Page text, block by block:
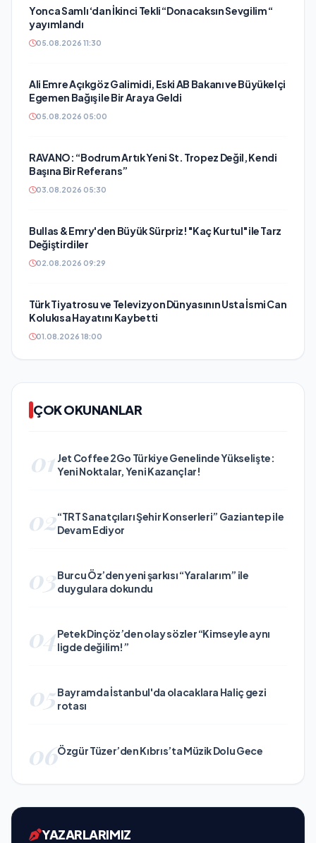
Yonca Samlı ‘dan İkinci Tekli “Donacaksın Sevgilim “
yayımlandı
05.08.2026 11:30
Ali Emre Açıkgöz Galimidi, Eski AB Bakanı ve Büyükelçi
Egemen Bağış ile Bir Araya Geldi
05.08.2026 05:00
RAVANO: “Bodrum Artık Yeni St. Tropez Değil, Kendi
Başına Bir Referans”
03.08.2026 05:30
Bullas & Emry'den Büyük Sürpriz! "Kaç Kurtul" ile Tarz
Değiştirdiler
02.08.2026 09:29
Türk Tiyatrosu ve Televizyon Dünyasının Usta İsmi Can
Kolukısa Hayatını Kaybetti
01.08.2026 18:00
ÇOK OKUNANLAR
01 Jet Coffee 2Go Türkiye Genelinde Yükselişte:
Yeni Noktalar, Yeni Kazançlar!
02“TRT Sanatçıları Şehir Konserleri” Gaziantep ile
Devam Ediyor
03Burcu Öz’den yeni şarkısı “Yaralarım” ile
duygulara dokundu
04Petek Dinçöz’den olay sözler “Kimseyle aynı
ligde değilim!”
05Bayramda İstanbul'da olacaklara Haliç gezi
rotası
06Özgür Tüzer’den Kıbrıs’ta Müzik Dolu Gece
YAZARLARIMIZ